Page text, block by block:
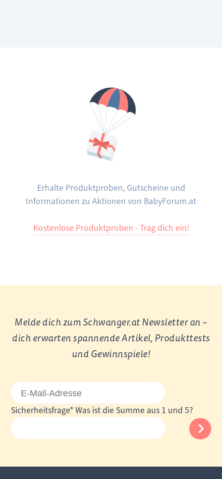
Erhalte Produktproben, Gutscheine und
Informationen zu Aktionen von BabyForum.at
Kostenlose Produktproben - Trag dich ein!
Melde dich zum Schwanger.at Newsletter an –
dich erwarten spannende Artikel, Produkttests
und Gewinnspiele!
E-
Mail-
Adresse
Pflichtfeld
Sicherheitsfrage* Was ist die Summe aus 1 und 5?